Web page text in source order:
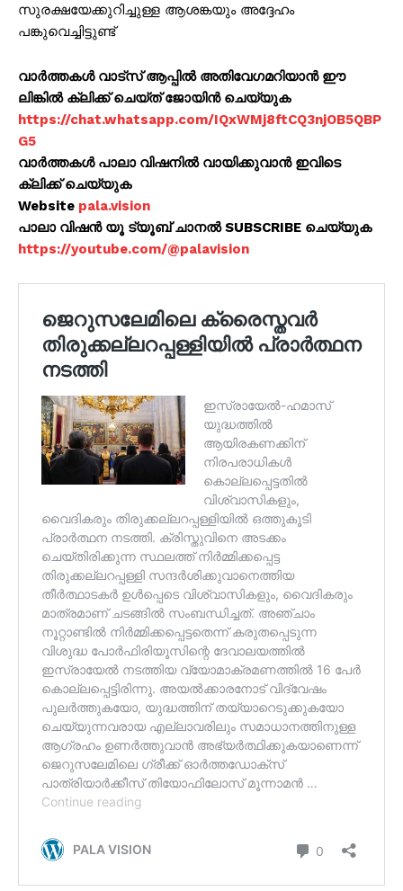
സുരക്ഷയേക്കുറിച്ചുള്ള ആശങ്കയും അദ്ദേഹം
പങ്കുവെച്ചിട്ടുണ്ട്
വാർത്തകൾ വാട്സ് ആപ്പിൽ അതിവേഗമറിയാൻ ഈ
ലിങ്കിൽ ക്ലിക്ക് ചെയ്ത് ജോയിൻ ചെയ്യുക
https://chat.whatsapp.com/IQxWMj8ftCQ3njOB5QBP
G5
വാർത്തകൾ പാലാ വിഷനിൽ വായിക്കുവാൻ ഇവിടെ
ക്ലിക്ക് ചെയ്യുക
Website pala.vision
പാലാ വിഷൻ യൂ ട്യൂബ് ചാനൽ SUBSCRIBE ചെയ്യുക
https://youtube.com/@palavision